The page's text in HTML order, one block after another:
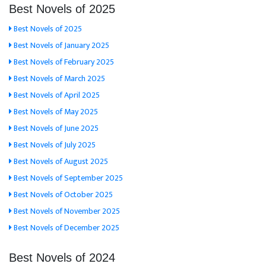
Best Novels of 2025
Best Novels of 2025
Best Novels of January 2025
Best Novels of February 2025
Best Novels of March 2025
Best Novels of April 2025
Best Novels of May 2025
Best Novels of June 2025
Best Novels of July 2025
Best Novels of August 2025
Best Novels of September 2025
Best Novels of October 2025
Best Novels of November 2025
Best Novels of December 2025
Best Novels of 2024